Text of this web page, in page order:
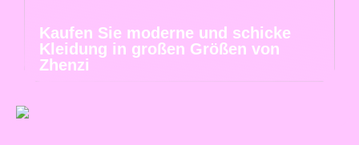
Kaufen Sie moderne und schicke
Kleidung in großen Größen von
Zhenzi